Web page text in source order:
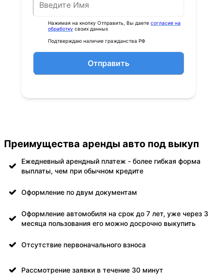
Нажимая на кнопку Отправить, Вы даете согласие на
обработку своих данных
Подтверждаю наличие гражданства РФ
Отправить
Преимущества аренды авто под выкуп
Ежедневный арендный платеж - более гибкая форма
выплаты, чем при обычном кредите
Оформление по двум документам
Оформление автомобиля на срок до 7 лет, уже через 3
месяца пользования его можно досрочно выкупить
Отсутствие первоначального взноса
Рассмотрение заявки в течение 30 минут